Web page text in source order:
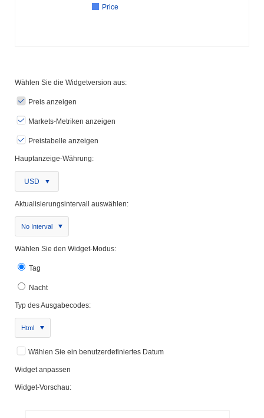
Price
Wählen Sie die Widgetversion aus:
Preis anzeigen
Markets-Metriken anzeigen
Preistabelle anzeigen
Hauptanzeige-Währung:
USD
Aktualisierungsintervall auswählen:
No Interval
Wählen Sie den Widget-Modus:
Tag
Nacht
Typ des Ausgabecodes:
Html
Wählen Sie ein benutzerdefiniertes Datum
Widget anpassen
Widget-Vorschau: